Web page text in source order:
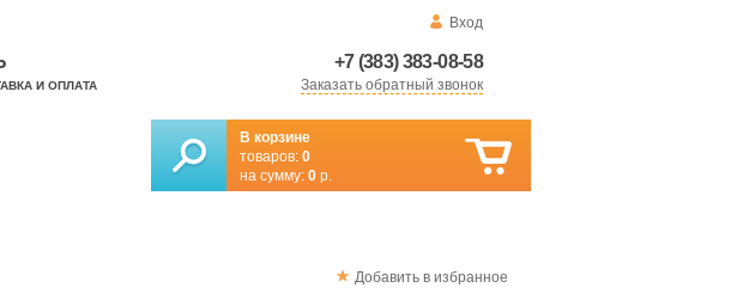
Вход
+7 (383) 383-08-58
Заказать обратный звонок
И ОПЛАТА
В корзине
товаров: 0
на сумму: 0 р.
Добавить в избранное